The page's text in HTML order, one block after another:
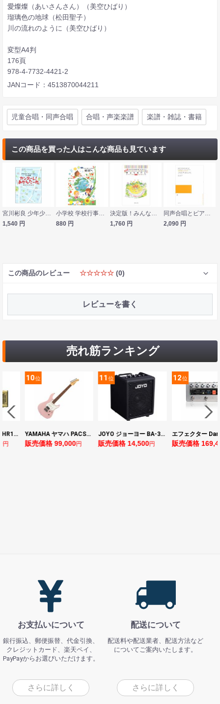
愛燦燦（あいさんさん）（美空ひばり）
瑠璃色の地球（松田聖子）
川の流れのように（美空ひばり）
変型A4判
176頁
978-4-7732-4421-2
JANコード：4513870044211
児童合唱・同声合唱 合唱・声楽楽譜 楽譜・雑誌・書籍
この商品を買った人はこんな商品も見ています
宮川彬良 少年少女と「まち」のための9つの風景 カンターレ！あかんたーれ 全音楽譜出版社
1,540 円
小学校 学校行事・授業のための新教材集 地球へ 教育芸術社
880 円
決定版！みんなでうたう卒業式の歌 ベストセレクション 旅立ちの日に 同声版 音楽之友社
1,760 円
同声合唱とピアノのための ともだち おんがく 音楽之友社
2,090 円
この商品のレビュー ☆☆☆☆☆ (0)
レビューを書く
売れ筋ランキング
YAMAHA ヤマハ PACS+12 ASP Pacifica Standard Plus パシフィカスタンダードプラス エレキギター
円
JOYO ジョーヨー BA-30 VIBE CUBE BLK 30W 小型ベースアンプ Bluetooth+OTGオーディオI/F搭載
販売価格 14,500 円
12位
エフェクター Darkglass Electronics Anagram ベースエフェクター プリアンプ ダークグラス アナグラム
販売価格 169,400 円 販売価
お支払いについて
銀行振込、郵便振替、代金引換、
クレジットカード、楽天ペイ、
PayPayからお選びいただけます。
さらに詳しく
配送について
配送料や配送業者、配送方法など
についてご案内いたします。
さらに詳しく